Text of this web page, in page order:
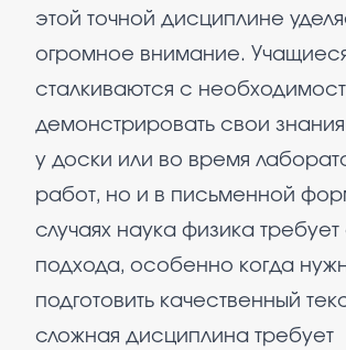
этой точной дисциплине
огромное внимание.
сталкиваются с
демонстрировать свои знания
у доски или во время
работ, но и в письменной
случаях наука физика
подхода, особенно когда
подготовить качественный
сложная дисциплина требует